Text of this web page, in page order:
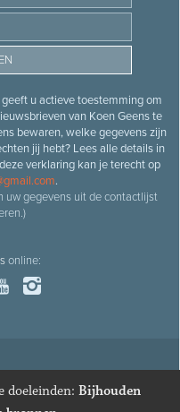
u actieve toestemming om
van Koen Geens te
bewaren, welke gegevens zijn
jij hebt? Lees alle details in
verklaring kan je terecht op
.
uw gegevens uit de contactlijst
online:
Koen
· Cookies wijzigen
doeleinden: Bijhouden